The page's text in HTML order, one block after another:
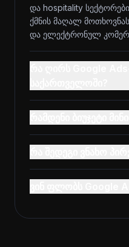
და hospitality
ქმნის მაღალ
და ელექტრონულ